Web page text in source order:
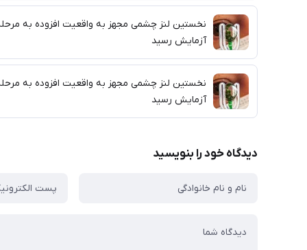
نخستین لنز چشمی مجهز به واقعیت افزوده به
آزمایش رسید
نخستین لنز چشمی مجهز به واقعیت افزوده به
آزمایش رسید
دیدگاه خود را بنویسید